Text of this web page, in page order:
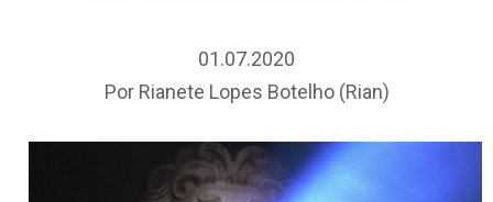
01.07.2020
Por Rianete Lopes Botelho (Rian)